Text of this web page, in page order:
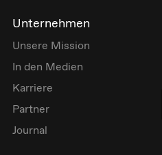
Unternehmen
Unsere Mission
In den Medien
Karriere
Partner
Journal